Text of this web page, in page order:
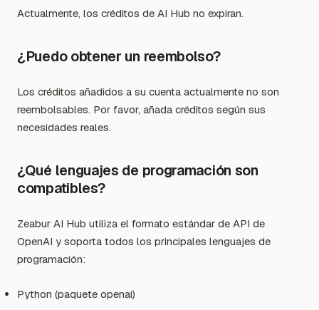
Actualmente, los créditos de AI Hub no expiran.
¿Puedo obtener un reembolso?
Los créditos añadidos a su cuenta actualmente no son
reembolsables. Por favor, añada créditos según sus
necesidades reales.
¿Qué lenguajes de programación son
compatibles?
Zeabur AI Hub utiliza el formato estándar de API de
OpenAI y soporta todos los principales lenguajes de
programación:
Python (paquete openai)